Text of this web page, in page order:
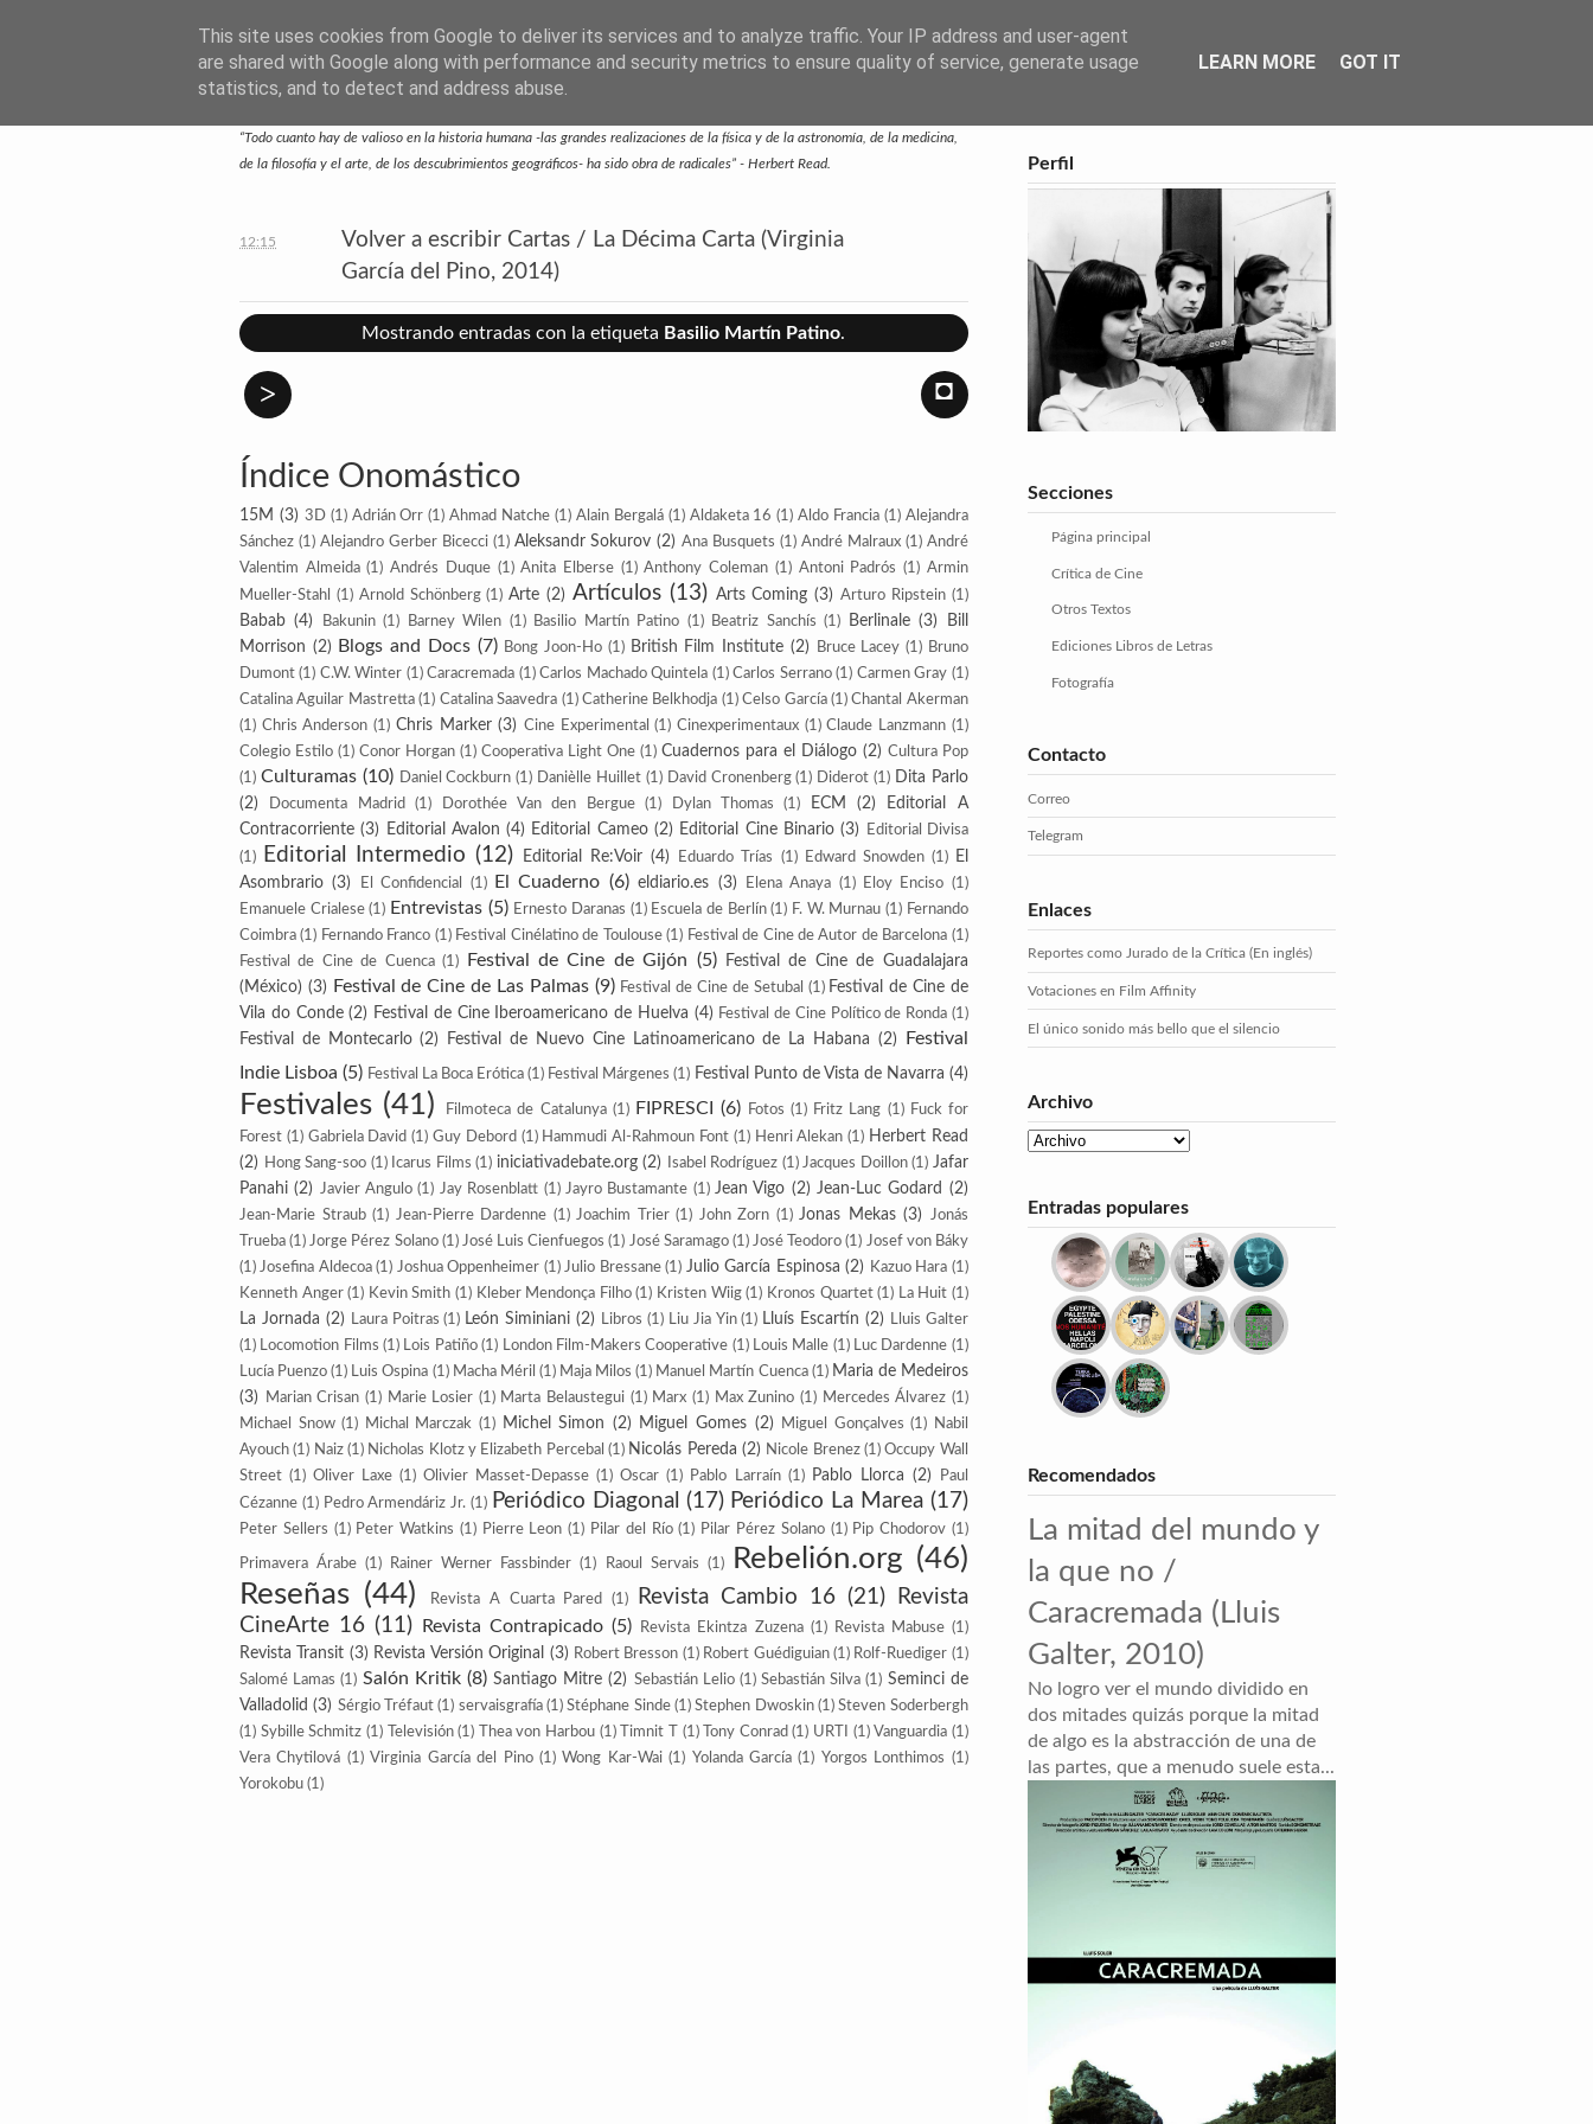
SUBTEXTO.ES
—Escritos de José Ramón Otero Roko—
feed
“Todo cuanto hay de valioso en la historia humana -las grandes realizaciones de la física y de la astronomía, de la medicina,
de la filosofía y el arte, de los descubrimientos geográficos- ha sido obra de radicales” - Herbert Read.
12:15
Volver a escribir Cartas / La Décima Carta (Virginia
García del Pino, 2014)
Mostrando entradas con la etiqueta Basilio Martín Patino.
◘
>
Índice Onomástico
15M (3) 3D (1) Adrián Orr (1) Ahmad Natche (1) Alain Bergalá (1) Aldaketa 16 (1) Aldo Francia (1) Alejandra
Sánchez (1) Alejandro Gerber Bicecci (1) Aleksandr Sokurov (2) Ana Busquets (1) André Malraux (1) André
Valentim Almeida (1) Andrés Duque (1) Anita Elberse (1) Anthony Coleman (1) Antoni Padrós (1) Armin
Mueller-Stahl
(1) Arnold Schönberg (1) Arte (2) Artículos (13) Arts Coming (3) Arturo Ripstein (1)
Babab (4) Bakunin (1) Barney Wilen (1) Basilio Martín Patino (1) Beatriz Sanchís (1) Berlinale (3)
Bill
Morrison (2) Blogs and Docs (7) Bong Joon-Ho (1) British Film Institute (2) Bruce Lacey (1) Bruno
Dumont (1) C.W. Winter (1) Caracremada (1) Carlos Machado Quintela (1) Carlos Serrano (1) Carmen Gray (1)
Catalina Aguilar Mastretta (1) Catalina Saavedra (1) Catherine Belkhodja (1) Celso García (1) Chantal Akerman
(1) Chris Anderson (1) Chris Marker (3) Cine Experimental (1) Cinexperimentaux (1) Claude Lanzmann (1)
Colegio Estilo (1) Conor Horgan (1) Cooperativa Light One (1) Cuadernos para el Diálogo (2) Cultura Pop
(1) Culturamas (10) Daniel Cockburn (1) Danièlle Huillet (1) David Cronenberg (1) Diderot (1) Dita Parlo
(2)
Documenta Madrid (1) Dorothée Van den Bergue (1) Dylan Thomas (1) ECM (2)
Editorial A
Contracorriente (3) Editorial Avalon (4) Editorial Cameo (2) Editorial Cine Binario (3)
Editorial Divisa
(1)
Editorial Intermedio (12) Editorial Re:Voir (4) Eduardo Trías (1) Edward Snowden (1)
El
Asombrario (3) El Confidencial (1) El Cuaderno (6) eldiario.es (3) Elena Anaya (1) Eloy Enciso (1)
Emanuele Crialese (1) Entrevistas (5) Ernesto Daranas (1) Escuela de Berlín (1) F. W. Murnau (1) Fernando
Coimbra (1) Fernando Franco (1) Festival Cinélatino de Toulouse (1) Festival de Cine de Autor de Barcelona (1)
Festival de Cine de Cuenca (1) Festival de Cine de Gijón (5)
Festival de Cine de Guadalajara
(México) (3) Festival de Cine de Las Palmas (9) Festival de Cine de Setubal (1) Festival de Cine de
Vila do Conde (2) Festival de Cine Iberoamericano de Huelva (4) Festival de Cine Político de Ronda (1)
Festival de Montecarlo (2) Festival de Nuevo Cine Latinoamericano de La Habana (2)
Festival
Indie Lisboa (5) Festival La Boca Erótica (1) Festival Márgenes (1) Festival Punto de Vista de Navarra (4)
Festivales (41) Filmoteca de Catalunya (1) FIPRESCI (6) Fotos (1) Fritz Lang (1)
Fuck for
Forest (1) Gabriela David (1) Guy Debord (1) Hammudi Al-Rahmoun Font (1) Henri Alekan (1) Herbert Read
(2)
Hong Sang-soo (1) Icarus Films (1) iniciativadebate.org (2) Isabel Rodríguez (1) Jacques Doillon (1) Jafar
Panahi (2) Javier Angulo (1) Jay Rosenblatt (1) Jayro Bustamante (1) Jean Vigo (2) Jean-Luc Godard (2)
Jean-Marie Straub (1) Jean-Pierre Dardenne (1) Joachim Trier (1) John Zorn (1) Jonas Mekas (3)
Jonás
Trueba (1) Jorge Pérez Solano (1) José Luis Cienfuegos (1) José Saramago (1) José Teodoro (1) Josef von Báky
(1) Josefina Aldecoa (1) Joshua Oppenheimer (1) Julio Bressane (1) Julio García Espinosa (2) Kazuo Hara (1)
Kenneth Anger (1) Kevin Smith (1) Kleber Mendonça Filho (1) Kristen Wiig (1) Kronos Quartet (1) La Huit (1)
La Jornada (2) Laura Poitras (1) León Siminiani (2) Libros (1) Liu Jia Yin (1) Lluís Escartín (2)
Lluis Galter
(1)
Locomotion Films (1) Lois Patiño (1) London Film-Makers Coope­rative (1) Louis Malle (1) Luc Dardenne (1)
Lucía Puenzo (1) Luis Ospina (1) Macha Méril (1) Maja Milos (1) Manuel Martín Cuenca (1) Maria de Medeiros
(3)
Marian Crisan (1) Marie Losier (1) Marta Belaustegui (1) Marx (1) Max Zunino (1) Mercedes Álvarez (1)
Michael Snow (1) Michal Marczak (1) Michel Simon (2) Miguel Gomes (2) Miguel Gonçalves (1)
Nabil
Ayouch (1) Naiz (1) Nicholas Klotz y Elizabeth Percebal (1) Nicolás Pereda (2) Nicole Brenez (1) Occupy Wall
Street (1) Oliver Laxe (1) Olivier Masset-Depasse (1) Oscar (1) Pablo Larraín (1) Pablo Llorca (2)
Paul
Cézanne (1) Pedro Armendáriz Jr. (1) Periódico Diagonal (17) Periódico La Marea (17)
Peter Sellers (1) Peter Watkins (1) Pierre Leon (1) Pilar del Río (1) Pilar Pérez Solano (1) Pip Cho­dorov (1)
Primavera Árabe (1) Rainer Werner Fassbinder (1) Raoul Servais (1) Rebelión.org (46)
Reseñas (44) Revista A Cuarta Pared (1) Revista Cambio 16 (21)
Revista
CineArte 16 (11) Revista Contrapicado (5) Revista Ekintza Zuzena (1) Revista Mabuse (1)
Revista Transit (3) Revista Versión Original (3) Robert Bresson (1) Robert Guédiguian (1) Rolf-Ruediger (1)
Salomé Lamas (1) Salón Kritik (8) Santiago Mitre (2) Sebastián Lelio (1) Sebastián Silva (1) Seminci de
Valladolid (3) Sérgio Tréfaut (1) servaisgrafía (1) Stéphane Sinde (1) Stephen Dwoskin (1) Steven Soderbergh
(1) Sybille Schmitz (1) Televisión (1) Thea von Harbou (1) Timnit T (1) Tony Conrad (1) URTI (1) Vanguardia (1)
Vera Chytilová (1) Virginia García del Pino (1) Wong Kar-Wai (1) Yolanda García (1) Yorgos Lonthimos (1)
Yorokobu (1)
Perfil
Secciones
Página principal
Crítica de Cine
Otros Textos
Ediciones Libros de Letras
Fotografía
Contacto
Correo
Telegram
Enlaces
Reportes como Jurado de la Crítica (En inglés)
Votaciones en Film Affinity
El único sonido más bello que el silencio
Archivo
Entradas populares
Recomendados
La mitad del mundo y
la que no /
Caracremada (Lluis
Galter, 2010)
No logro ver el mundo dividido en
dos mitades quizás porque la mitad
de algo es la abstracción de una de
las partes, que a menudo suele esta...
This site uses cookies from Google to deliver its services and to analyze traffic. Your IP address and user-agent
are shared with Google along with performance and security metrics to ensure quality of service, generate usage
statistics, and to detect and address abuse.
LEARN MORE GOT IT